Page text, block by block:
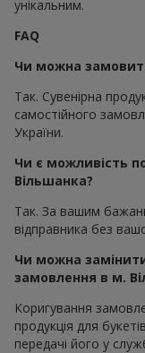
унікальним.
FAQ
Чи можна
Так. Сувенірна
самостійного
України.
Чи є можливість
Вільшанка?
Так. За вашим
відправника без
Чи можна
замовлення в м.
Коригування
продукція для
передачі його у